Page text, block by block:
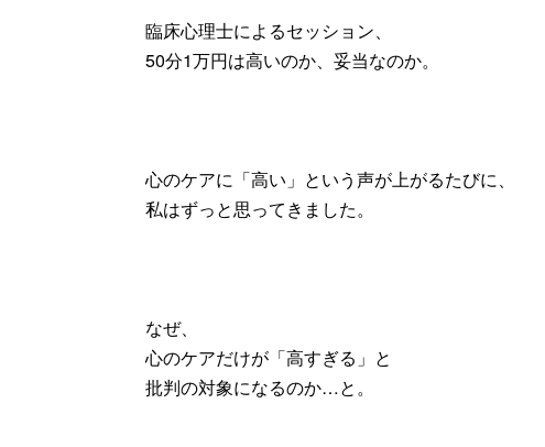
臨床心理士によるセッション、
50分1万円は高いのか、妥当なのか。
心のケアに「高い」という声が上がるたびに、
私はずっと思ってきました。
なぜ、
心のケアだけが「高すぎる」と
批判の対象になるのか…と。